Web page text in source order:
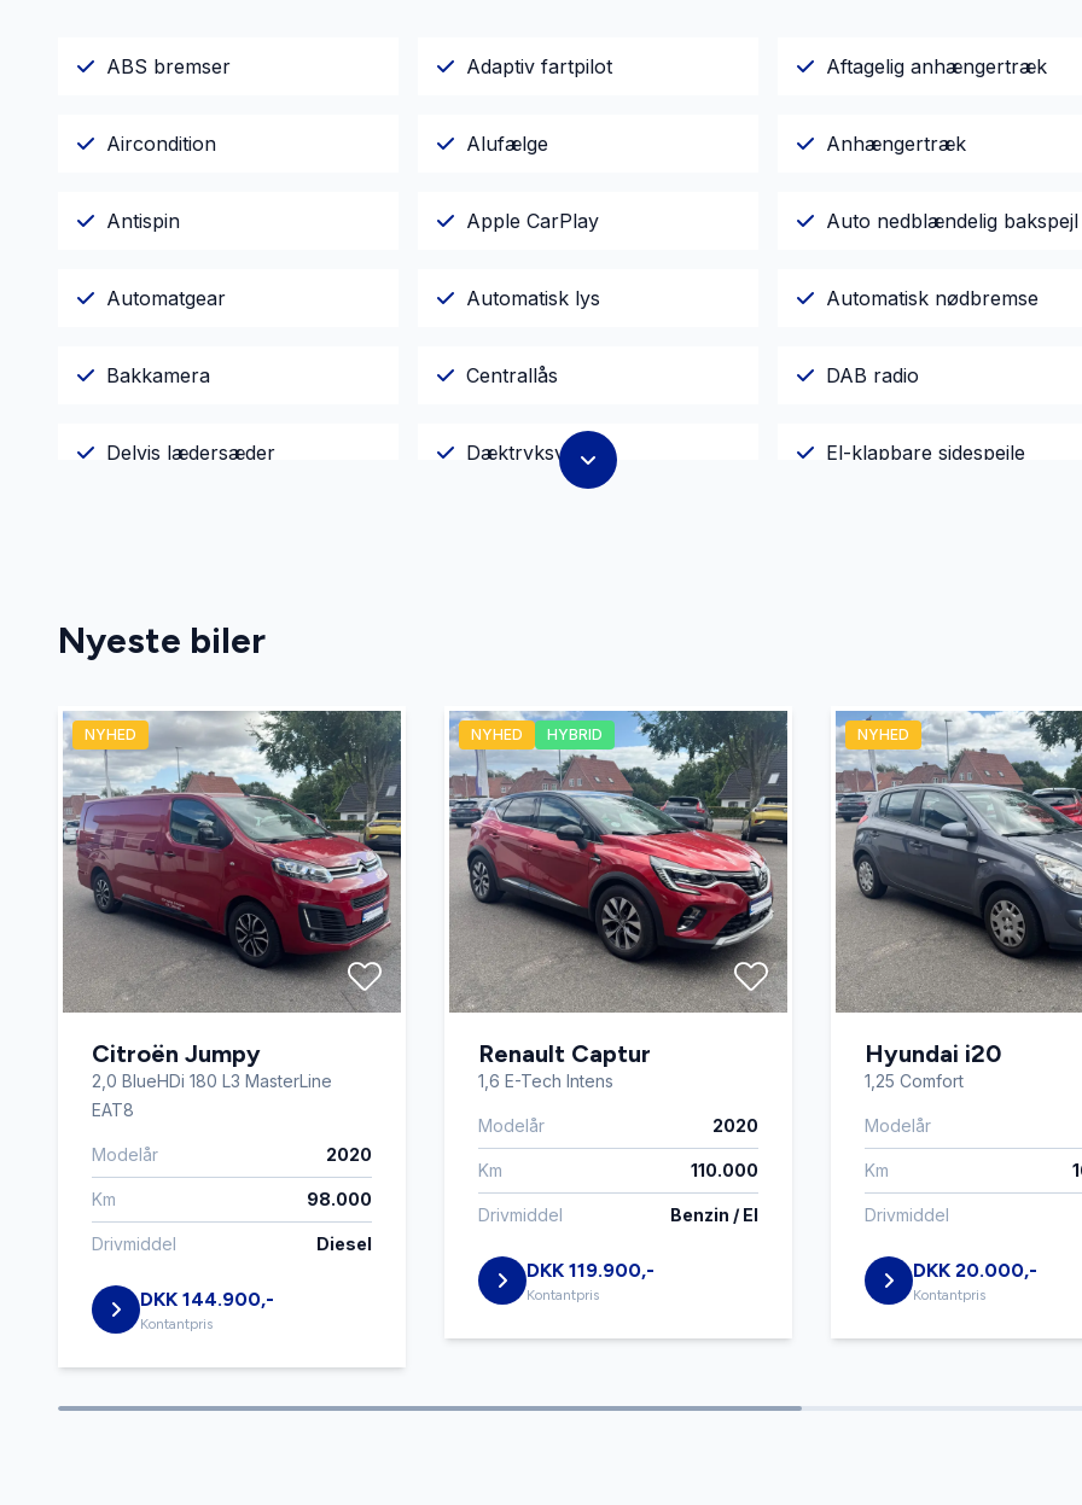
ABS bremser Adaptiv fartpilot Aftagelig anhængertræk
Aircondition Alufælge Anhængertræk
Antispin Apple CarPlay Auto nedblændelig bakspejl
Automatgear Automatisk lys Automatisk nødbremse
Bakkamera Centrallås DAB radio
Delvis lædersæder Dæktryksystem El-klapbare sidespejle
Kørecomputer LED kørelys Læderrat
Musikstreaming via bluetooth Parkeringssensor bagved Parkeringssensor foran
Splitbagsæder Sædevarme Tagræling
Tonede ruder Træthedsregistrering Tågelygter
USB tilslutning Varme i rattet Vejbaneassistent
Nyeste biler
NYHED
Citroën Jumpy
2,0 BlueHDi 180 L3 MasterLine
EAT8
Modelår 2020
Km 98.000
Drivmiddel Diesel
DKK 144.900,-
Kontantpris
NYHED HYBRID
Renault Captur
1,6 E-Tech Intens
Modelår 2020
Km 110.000
Drivmiddel Benzin / El
DKK 119.900,-
Kontantpris
NYHED
Hyundai i20
1,25 Comfort
Modelår
Km
Drivmiddel
DKK 20.000,-
Kontantpris